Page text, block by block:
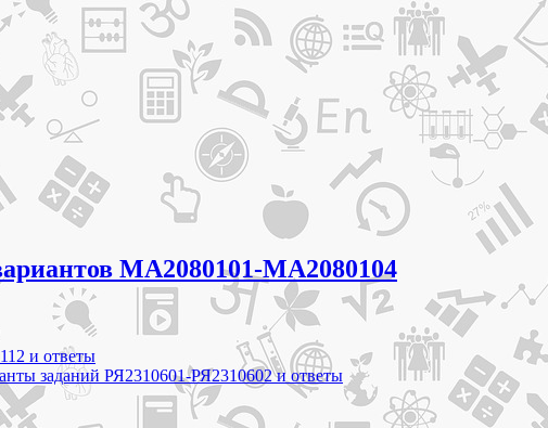
МА2080101-МА2080104
и ответы
заданий РЯ2310601-РЯ2310602 и ответы